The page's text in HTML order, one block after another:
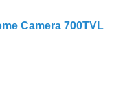
Camera 700TVL